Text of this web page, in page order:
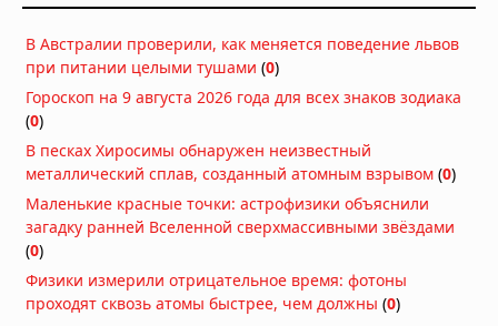
всех знаков зодиака
05.08.2026 в 06:00
всех знаков зодиака
04.08.2026 в 06:00
Гороскоп на 3 августа 2026 года для
03.08.2026 в 06:00
В Австралии проверили, как меняется поведение львов
при питании целыми тушами (0)
Гороскоп на 9 августа 2026 года для всех знаков зодиака
(0)
В песках Хиросимы обнаружен неизвестный
металлический сплав, созданный атомным взрывом (0)
Маленькие красные точки: астрофизики объяснили
загадку ранней Вселенной сверхмассивными звёздами
(0)
Физики измерили отрицательное время: фотоны
проходят сквозь атомы быстрее, чем должны (0)